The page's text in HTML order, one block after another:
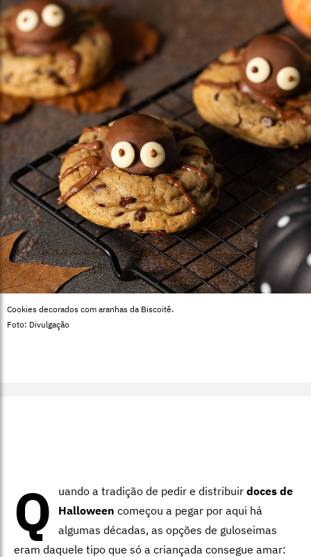
Cookies decorados com aranhas da Biscoitê.
Foto: Divulgação
Q uando a tradição de pedir e distribuir doces de
Halloween começou a pegar por aqui há
algumas décadas, as opções de guloseimas
eram daquele tipo que só a criançada consegue amar: